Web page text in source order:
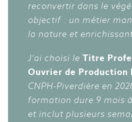
reconvertir dans le
objectif : un métier
la nature et
J’ai choisi le Titre
Ouvrier de Production
CNPH-Piverdière en
formation dure 9 mois
et inclut plusieurs